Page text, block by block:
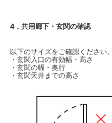
4．共用廊下・玄関の確認
以下のサイズをご確認ください。
・玄関入口の有効幅・高さ
・玄関の幅・奥行
・玄関天井までの高さ